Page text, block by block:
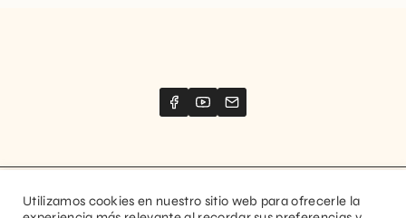
Utilizamos cookies en nuestro sitio web para ofrecerle la